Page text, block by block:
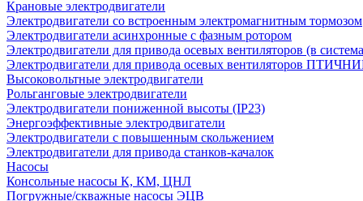
Крановые электродвигатели
Электродвигатели со встроенным электромагнитным тормозом
Электродвигатели асинхронные с фазным ротором
Электродвигатели для привода осевых вентиляторов (в
Электродвигатели для привода осевых вентиляторов
Высоковольтные электродвигатели
Рольганговые электродвигатели
Электродвигатели пониженной высоты (IP23)
Энергоэффективные электродвигатели
Электродвигатели с повышенным скольжением
Электродвигатели для привода станков-качалок
Насосы
Консольные насосы К, КМ, ЦНЛ
Погружные/скважные насосы ЭЦВ